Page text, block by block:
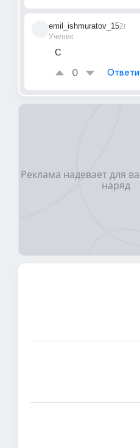
emil_ishmuratov_15
Ученик
2г
С
0